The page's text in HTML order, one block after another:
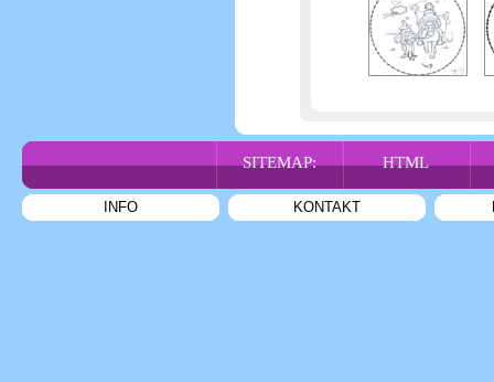
SITEMAP: HTML
INFO KONTAKT